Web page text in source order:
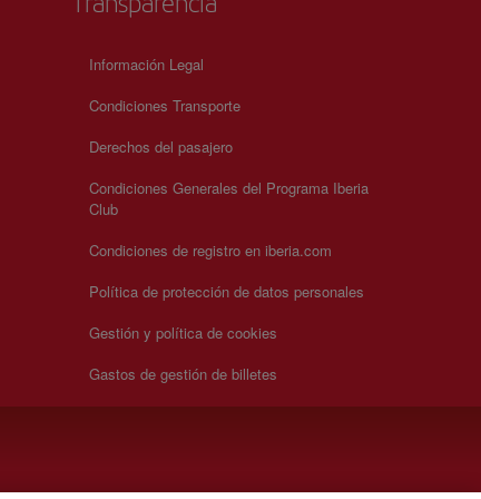
Información Legal
Condiciones Transporte
Derechos del pasajero
Condiciones Generales del Programa Iberia
Club
Condiciones de registro en iberia.com
Política de protección de datos personales
Gestión y política de cookies
Gastos de gestión de billetes